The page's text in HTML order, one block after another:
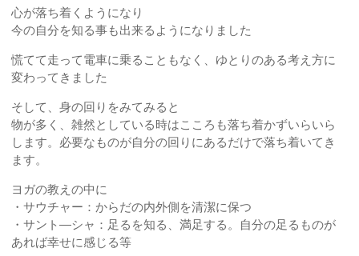
心が落ち着くようになり
今の自分を知る事も出来るようになりました
慌てて走って電車に乗ることもなく、ゆとりのある考え方に
変わってきました
そして、身の回りをみてみると
物が多く、雑然としている時はこころも落ち着かずいらいら
します。必要なものが自分の回りにあるだけで落ち着いてき
ます。
ヨガの教えの中に
・サウチャー：からだの内外側を清潔に保つ
・サント―シャ：足るを知る、満足する。自分の足るものが
あれば幸せに感じる等